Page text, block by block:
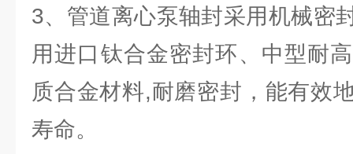
3、管道离心泵轴封采用机械密
用进口钛合金密封环、中型耐
质合金材料,耐磨密封，能有效
寿命。